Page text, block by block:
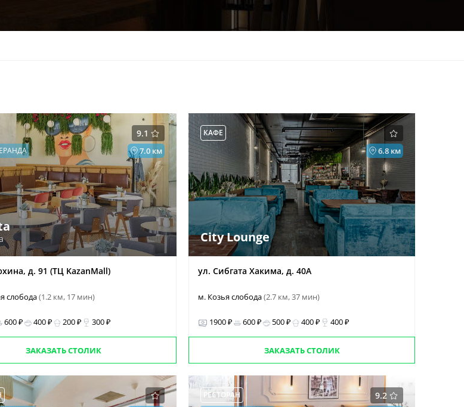
9.1
7.0 км
д. 91 (ТЦ KazanMall)
слобода(1.2 км, 17 мин)
600 ₽ 400 ₽ 200 ₽ 300 ₽
ЗАКАЗАТЬ СТОЛИК
КАФЕ
6.8 км
City Lounge
ул. Сибгата Хакима, д. 40А
м. Козья слобода(2.7 км, 37 мин)
1900 ₽ 600 ₽ 500 ₽ 400 ₽ 400 ₽
ЗАКАЗАТЬ СТОЛИК
9.2
РЕСТОРАН